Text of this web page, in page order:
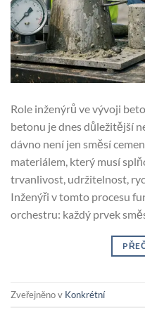
Role inženýrů ve vývoji
betonu je dnes důležitější
dávno není jen směsí
materiálem, který musí
trvanlivost, udržitelnost,
Inženýři v tomto procesu
orchestru: každý prvek
Zveřejněno v Konkrétní